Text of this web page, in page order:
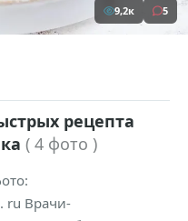
9,2к 5
рецепта
( 4 фото )
ru Врачи-